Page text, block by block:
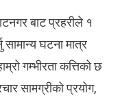
बाट प्रहरीले १
घटना मात्र
गम्भीरता कत्तिको छ
सामग्रीको प्रयोग,